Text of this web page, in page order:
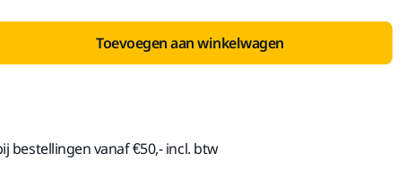
Toevoegen aan winkelwagen
bestellingen vanaf €50,- incl. btw